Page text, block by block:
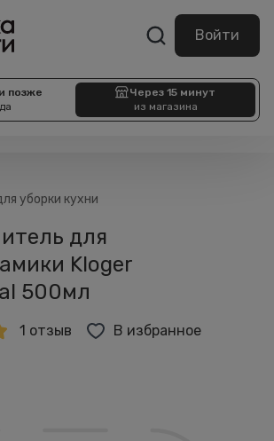
Войти
позже
Через 15 минут
из магазина
уборки кухни
для
Kloger
500мл
1 отзыв В избранное